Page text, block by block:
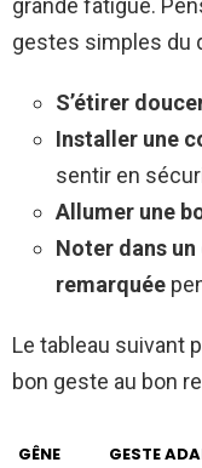
grande fatigue.
gestes simples du
S’étirer
Installer une
sentir en
Allumer une
Noter dans
remarquée
Le tableau suivant
bon geste au bon
GÊNE
GESTE